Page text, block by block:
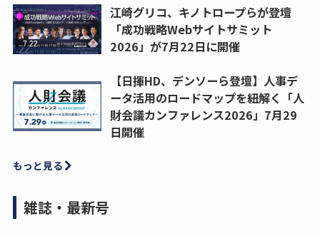
江崎グリコ、キノトロープらが登壇
「成功戦略Webサイトサミット
2026」が7月22日に開催
【日揮HD、デンソーら登壇】人事デ
ータ活用のロードマップを紐解く「人
財会議カンファレンス2026」7月29
日開催
もっと見る
雑誌・最新号